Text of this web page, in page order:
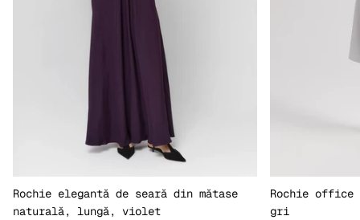
Rochie elegantă de seară din mătase
naturală, lungă, violet
Rochie office
gri